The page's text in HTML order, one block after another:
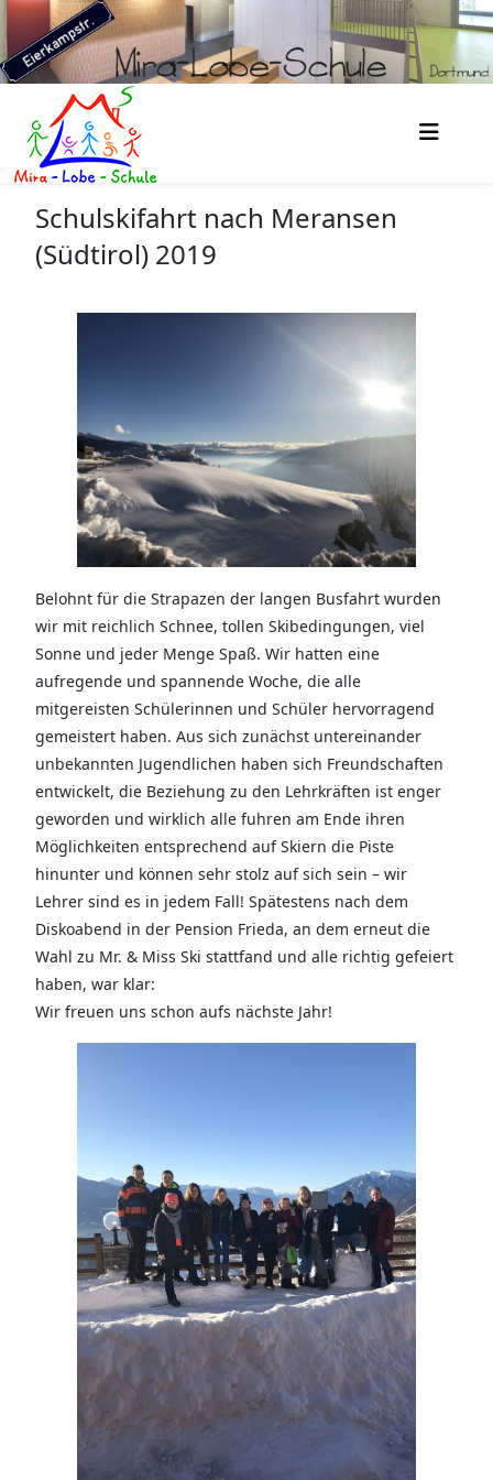
Schulskifahrt nach Meransen
(Südtirol) 2019
Belohnt für die Strapazen der langen Busfahrt wurden
wir mit reichlich Schnee, tollen Skibedingungen, viel
Sonne und jeder Menge Spaß. Wir hatten eine
aufregende und spannende Woche, die alle
mitgereisten Schülerinnen und Schüler hervorragend
gemeistert haben. Aus sich zunächst untereinander
unbekannten Jugendlichen haben sich Freundschaften
entwickelt, die Beziehung zu den Lehrkräften ist enger
geworden und wirklich alle fuhren am Ende ihren
Möglichkeiten entsprechend auf Skiern die Piste
hinunter und können sehr stolz auf sich sein – wir
Lehrer sind es in jedem Fall! Spätestens nach dem
Diskoabend in der Pension Frieda, an dem erneut die
Wahl zu Mr. & Miss Ski stattfand und alle richtig gefeiert
haben, war klar:
Wir freuen uns schon aufs nächste Jahr!